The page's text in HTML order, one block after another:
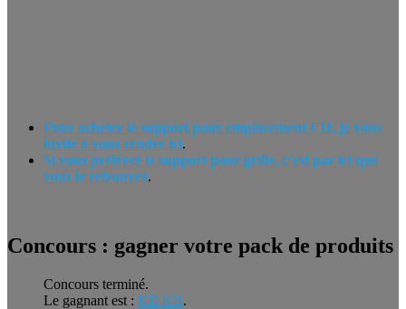
Pour acheter le support pour emplacement CD, je vous
invite à vous rendre ici.
Si vous préférez le support pour grille, c’est par ici que
vous le retrouvez.
Concours : gagner votre pack de produits
Concours terminé.
Le gagnant est : KB KB.